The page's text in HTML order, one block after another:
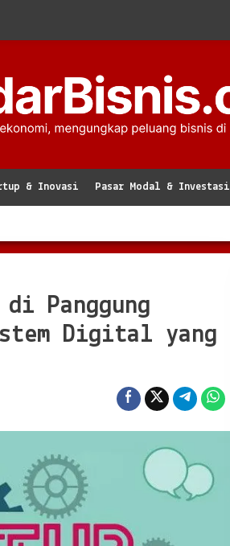
& Inovasi Pasar Modal & Investasi
Panggung
Digital yang